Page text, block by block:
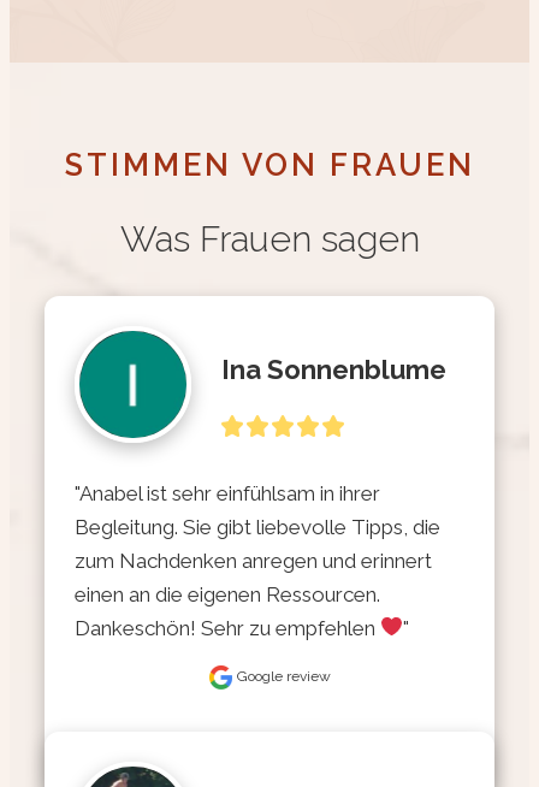
STIMMEN VON FRAUEN
Was Frauen sagen
Ina Sonnenblume
"Anabel ist sehr einfühlsam in ihrer
Begleitung. Sie gibt liebevolle Tipps, die
zum Nachdenken anregen und erinnert
einen an die eigenen Ressourcen.
Dankeschön! Sehr zu empfehlen
"
Google review